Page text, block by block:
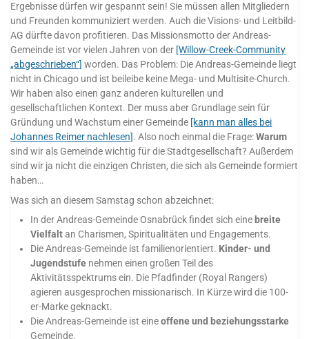
Ergebnisse dürfen wir gespannt sein! Sie müssen allen Mitgliedern
und Freunden kommuniziert werden. Auch die Visions- und Leitbild-
AG dürfte davon profitieren. Das Missionsmotto der Andreas-
Gemeinde ist vor vielen Jahren von der [Willow-Creek-Community
„abgeschrieben“] worden. Das Problem: Die Andreas-Gemeinde liegt
nicht in Chicago und ist beileibe keine Mega- und Multisite-Church.
Wir haben also einen ganz anderen kulturellen und
gesellschaftlichen Kontext. Der muss aber Grundlage sein für
Gründung und Wachstum einer Gemeinde [kann man alles bei
Johannes Reimer nachlesen]. Also noch einmal die Frage:Warum
sind wir als Gemeinde wichtig für die Stadtgesellschaft? Außerdem
sind wir ja nicht die einzigen Christen, die sich als Gemeinde formiert
haben…
Was sich an diesem Samstag schon abzeichnet:
In der Andreas-Gemeinde Osnabrück findet sich eine breite
Vielfaltan Charismen, Spiritualitäten und Engagements.
Die Andreas-Gemeinde ist familienorientiert. Kinder- und
Jugendstufe nehmen einen großen Teil des
Aktivitätsspektrums ein. Die Pfadfinder (Royal Rangers)
agieren ausgesprochen missionarisch. In Kürze wird die 100-
er-Marke geknackt.
Die Andreas-Gemeinde ist eineoffene und beziehungsstarke
Gemeinde.